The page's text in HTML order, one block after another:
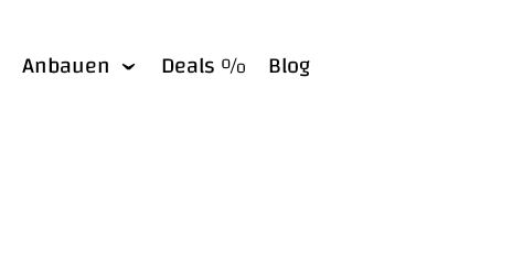
Anbauen Deals % Blog